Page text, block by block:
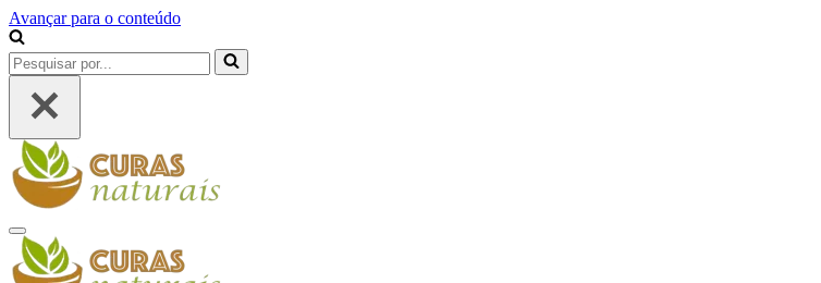
Avançar para o conteúdo
Pesquisar
por...
Menu
de
navegação